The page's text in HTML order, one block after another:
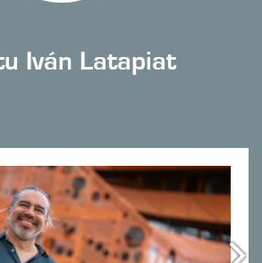
Iván Latapiat